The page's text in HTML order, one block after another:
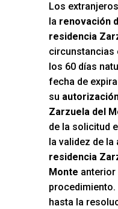
Los
la renovación
residencia
circunstancias
los 60 días
fecha de
su
Zarzuela del
de la solicitud
la validez de la
residencia
Monte anterior
hasta la